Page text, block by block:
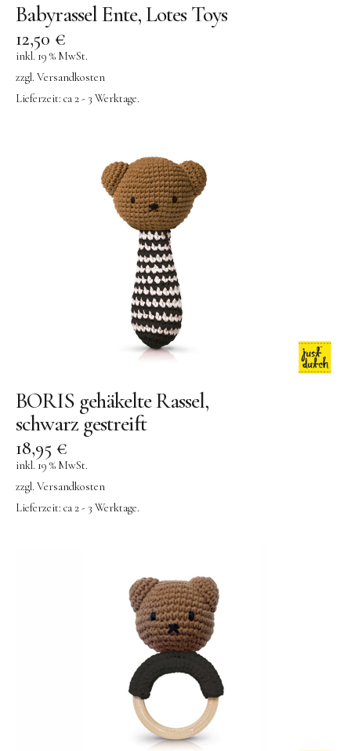
Babyrassel Ente, Lotes Toys
12,50 €
inkl. 19 % MwSt.
zzgl. Versandkosten
Lieferzeit: ca 2 - 3 Werktage.
BORIS gehäkelte Rassel,
schwarz gestreift
18,95 €
inkl. 19 % MwSt.
zzgl. Versandkosten
Lieferzeit: ca 2 - 3 Werktage.